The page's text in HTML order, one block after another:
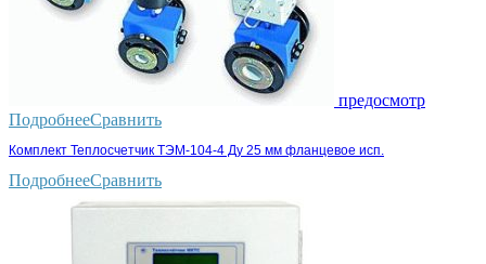
предосмотр
ПодробнееСравнить
Комплект Теплосчетчик ТЭМ-104-4 Ду 25 мм фланцевое исп.
ПодробнееСравнить